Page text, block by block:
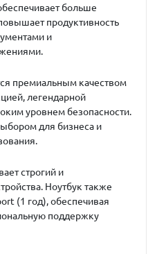
больше
продуктивность
и
премиальным качеством
легендарной
уровнем безопасности.
для бизнеса и
строгий и
Ноутбук также
(1 год), обеспечивая
поддержку